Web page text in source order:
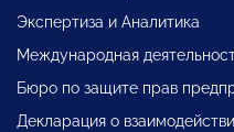
Экспертиза и Аналитика
Международная
Бюро по защите прав
Декларация о